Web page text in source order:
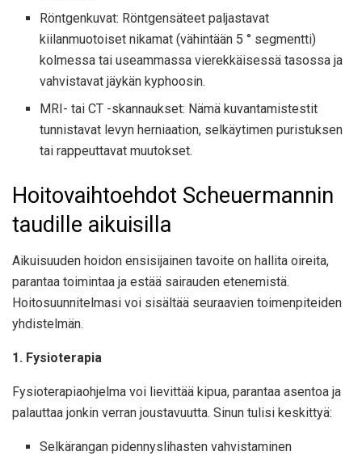
Röntgenkuvat: Röntgensäteet paljastavat
kiilanmuotoiset nikamat (vähintään 5 ° segmentti)
kolmessa tai useammassa vierekkäisessä tasossa ja
vahvistavat jäykän kyphoosin.
MRI- tai CT -skannaukset: Nämä kuvantamistestit
tunnistavat levyn herniaation, selkäytimen puristuksen
tai rappeuttavat muutokset.
Hoitovaihtoehdot Scheuermannin
taudille aikuisilla
Aikuisuuden hoidon ensisijainen tavoite on hallita oireita,
parantaa toimintaa ja estää sairauden etenemistä.
Hoitosuunnitelmasi voi sisältää seuraavien toimenpiteiden
yhdistelmän.
1. Fysioterapia
Fysioterapiaohjelma voi lievittää kipua, parantaa asentoa ja
palauttaa jonkin verran joustavuutta. Sinun tulisi keskittyä:
Selkärangan pidennyslihasten vahvistaminen